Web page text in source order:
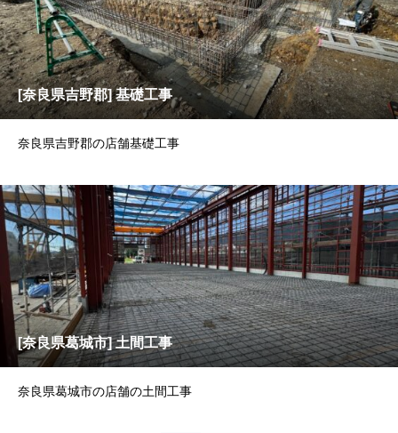
[奈良県吉野郡] 基礎工事
奈良県吉野郡の店舗基礎工事
[奈良県葛城市] 土間工事
奈良県葛城市の店舗の土間工事